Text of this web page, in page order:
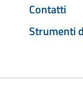
Contatti
Strumenti